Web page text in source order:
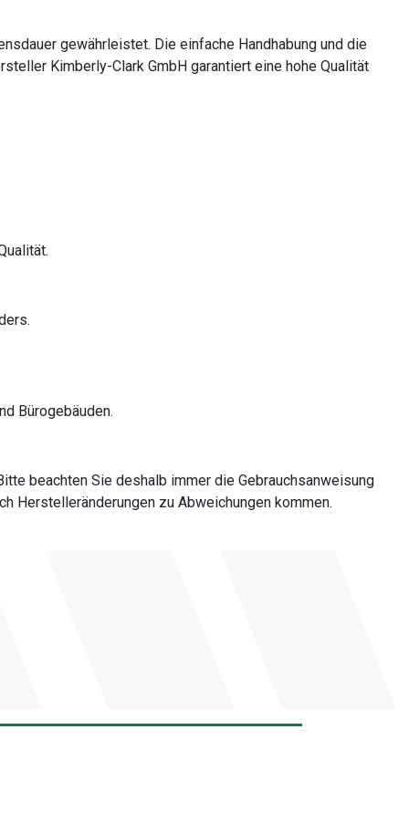
gewährleistet. Die einfache Handhabung und die
Kimberly-Clark GmbH garantiert eine hohe Qualität
Bürogebäuden.
beachten Sie deshalb immer die Gebrauchsanweisung
Herstelleränderungen zu Abweichungen kommen.